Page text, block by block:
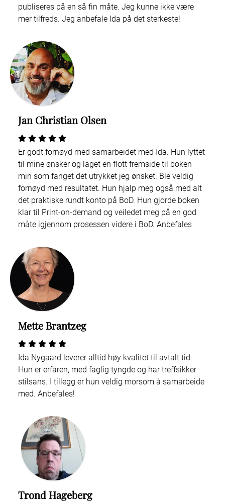
publiseres på en så fin måte. Jeg kunne ikke være
mer tilfreds. Jeg anbefale Ida på det sterkeste!
Jan Christian Olsen
Er godt fornøyd med samarbeidet med Ida. Hun lyttet
til mine ønsker og laget en flott fremside til boken
min som fanget det utrykket jeg ønsket. Ble veldig
fornøyd med resultatet. Hun hjalp meg også med alt
det praktiske rundt konto på BoD. Hun gjorde boken
klar til Print-on-demand og veiledet meg på en god
måte igjennom prosessen videre i BoD. Anbefales
Mette Brantzeg
Ida Nygaard leverer alltid høy kvalitet til avtalt tid.
Hun er erfaren, med faglig tyngde og har treffsikker
stilsans. I tillegg er hun veldig morsom å samarbeide
med. Anbefales!
Trond Hageberg